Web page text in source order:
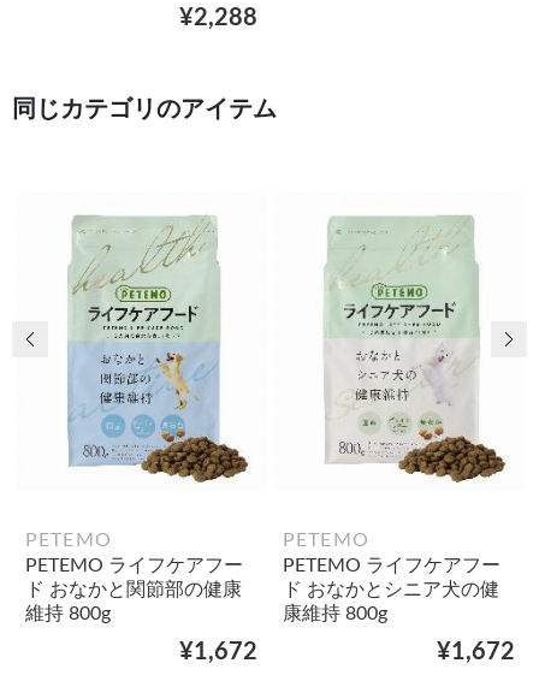
¥2,288
同じカテゴリのアイテム
PETEMO
PETEMO ライフケアフー
ド おなかと関節部の健康
維持 800g
¥1,672
PETEMO
PETEMO ライフケアフー
ド おなかとシニア犬の健
康維持 800g
¥1,672
前の画像 次